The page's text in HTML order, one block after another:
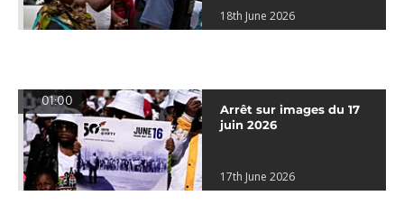
18th June 2026
01:00
Arrêt sur images du 17
juin 2026
17th June 2026